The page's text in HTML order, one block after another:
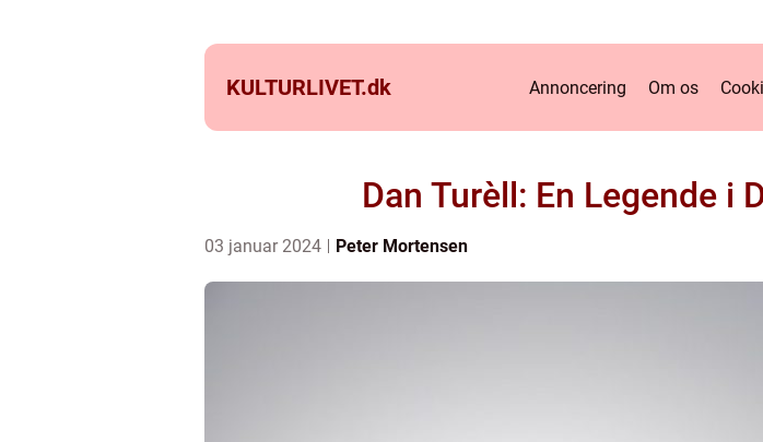
KULTURLIVET.dk Annoncering Om os
Dan Turèll: En Legende i
03 januar 2024 Peter Mortensen